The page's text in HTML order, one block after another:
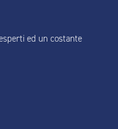
ed un costante